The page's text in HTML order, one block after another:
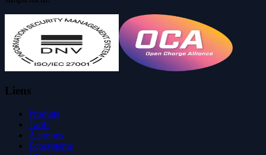
Liens
Produits
Tarifs
À propos
Écosystème